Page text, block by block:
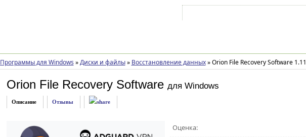
Программы для Windows » Диски и файлы » Восстановление данных »Orion File Recovery Software 1.11
Orion File Recovery Software для Windows
Описание Отзывы
Оценка: